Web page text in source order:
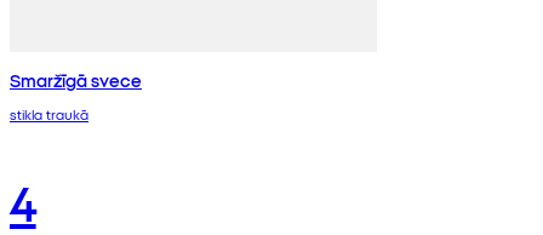
Smaržīgā svece
stikla traukā
4